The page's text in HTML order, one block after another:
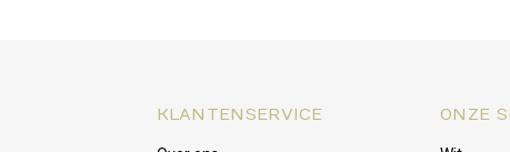
KLANTENSERVICE ONZE